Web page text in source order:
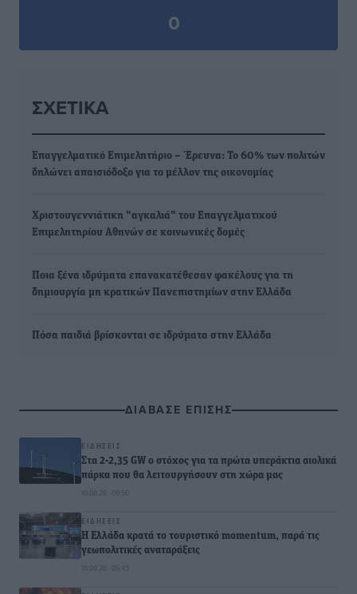
0
ΣΧΕΤΙΚΆ
Επαγγελματικό Επιμελητήριο – Έρευνα: Το 60% των πολιτών
δηλώνει απαισιόδοξο για το μέλλον της οικονομίας
Χριστουγεννιάτικη "αγκαλιά" του Επαγγελματικού
Επιμελητηρίου Αθηνών σε κοινωνικές δομές
Ποια ξένα ιδρύματα επανακατέθεσαν φακέλους για τη
δημιουργία μη κρατικών Πανεπιστημίων στην Ελλάδα
Πόσα παιδιά βρίσκονται σε ιδρύματα στην Ελλάδα
ΔΙΑΒΑΣΕ ΕΠΙΣΗΣ
ΕΙΔΉΣΕΙΣ
Στα 2-2,35 GW ο στόχος για τα πρώτα υπεράκτια αιολικά
πάρκα που θα λειτουργήσουν στη χώρα μας
10.08.26 · 09:50
ΕΙΔΉΣΕΙΣ
Η Ελλάδα κρατά το τουριστικό momentum, παρά τις
γεωπολιτικές αναταράξεις
10.08.26 · 09:45